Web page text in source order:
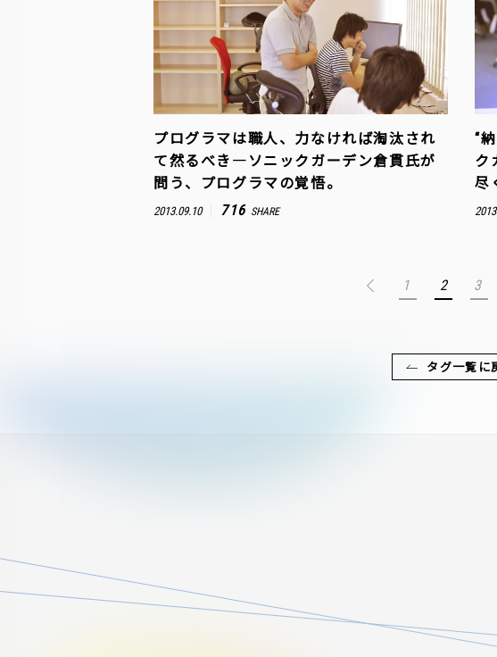
プログラマは職人、力なければ淘汰され
て然るべき―ソニックガーデン倉貫氏が
問う、プログラマの覚悟。
2013.09.10 716 SHARE
“
ク
尽
1 2 3
タグ一覧に